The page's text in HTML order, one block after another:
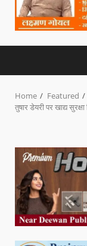
Home
Featured
तुषार डेयरी पर खाद्य